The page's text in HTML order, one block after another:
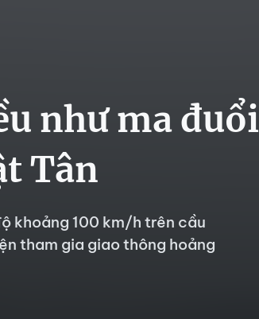
như ma đuổi
Tân
khoảng 100 km/h trên cầu
tham gia giao thông hoảng